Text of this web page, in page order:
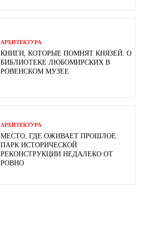
АРХИТЕКТУРА
КНИГИ, КОТОРЫЕ ПОМНЯТ КНЯЗЕЙ: О
БИБЛИОТЕКЕ ЛЮБОМИРСКИХ В
РОВЕНСКОМ МУЗЕЕ
АРХИТЕКТУРА
МЕСТО, ГДЕ ОЖИВАЕТ ПРОШЛОЕ:
ПАРК ИСТОРИЧЕСКОЙ
РЕКОНСТРУКЦИИ НЕДАЛЕКО ОТ
РОВНО